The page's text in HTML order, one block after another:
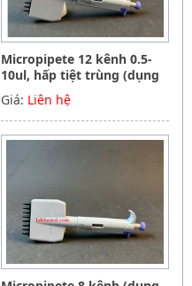
Micropipete 12 kênh 0.5-
10ul, hấp tiệt trùng (dụng
cụ hút mẫu, chất lỏng),
Hãng Phoenix instrument
Germany
Giá: Liên hệ